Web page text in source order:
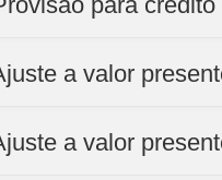
a valor
a valor